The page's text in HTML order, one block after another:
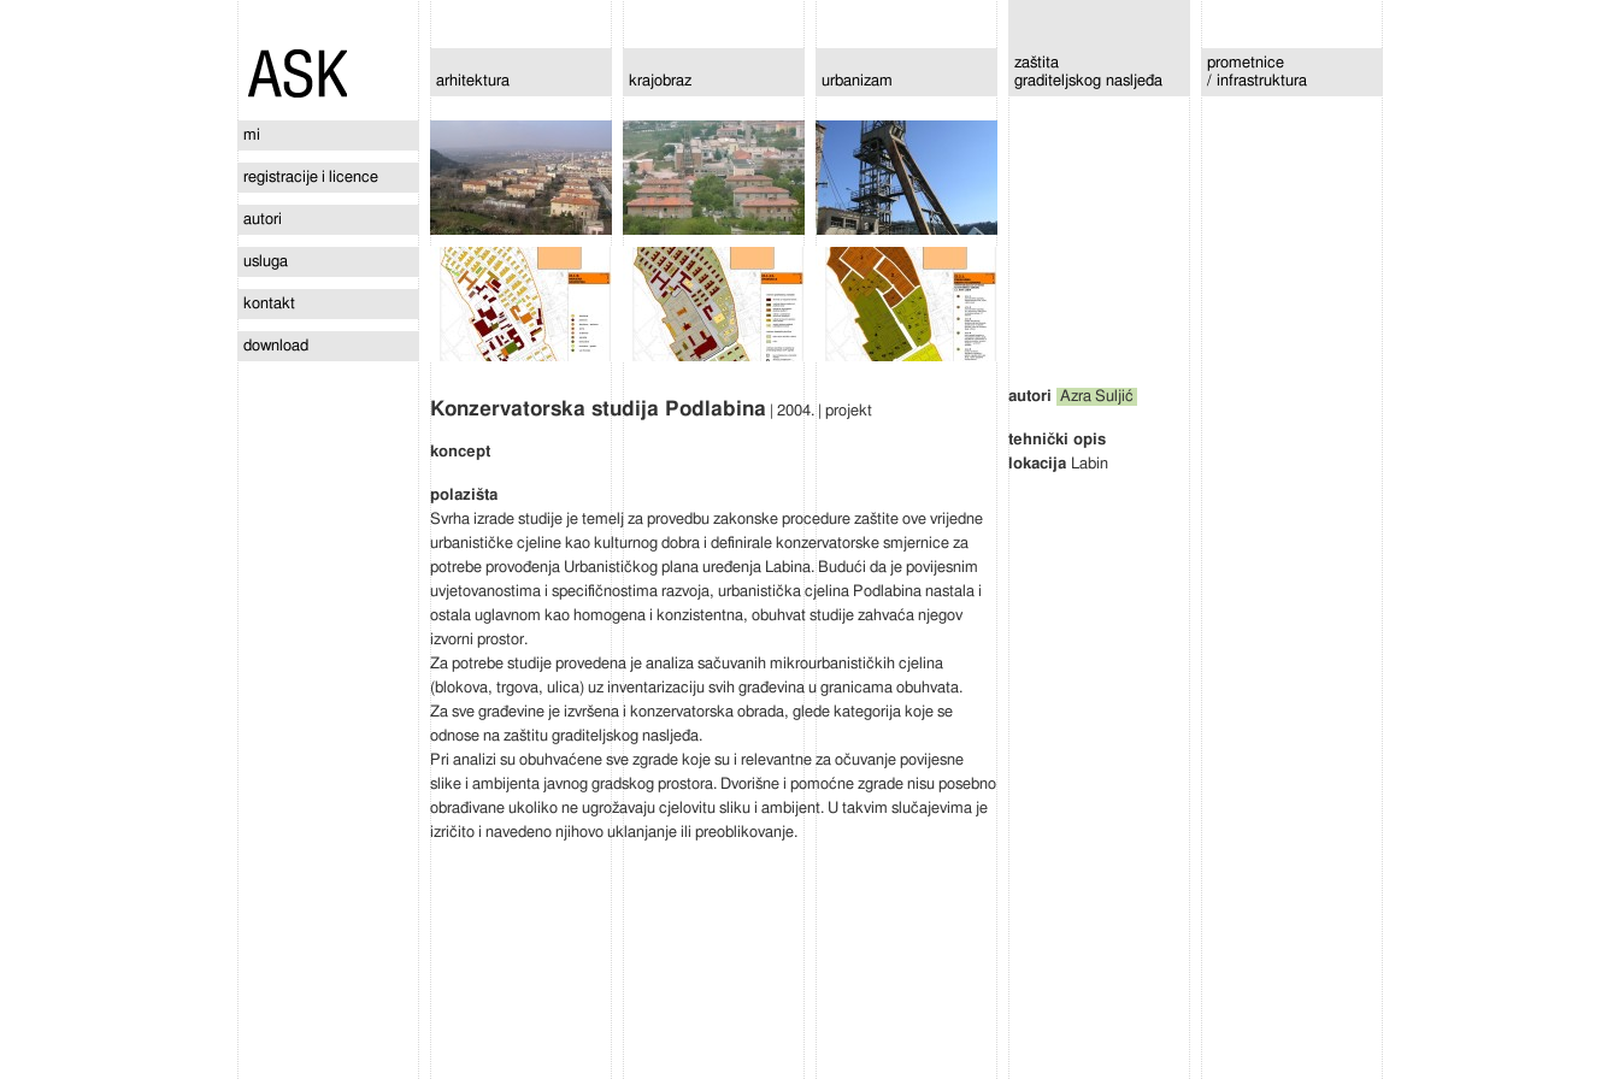
arhitektura krajobraz urbanizam
zaštita
graditeljskog nasljeđa
prometnice
/ infrastruktura
mi
registracije i licence
autori
usluga
kontakt
download
Konzervatorska studija Podlabina | 2004. | projekt
koncept
Svrha izrade studije je temelj za provedbu zakonske procedure zaštite ove vrijedne
urbanističke cjeline kao kulturnog dobra i definirale konzervatorske smjernice za
potrebe provođenja Urbanističkog plana uređenja Labina. Budući da je povijesnim
uvjetovanostima i specifičnostima razvoja, urbanistička cjelina Podlabina nastala i
ostala uglavnom kao homogena i konzistentna, obuhvat studije zahvaća njegov
izvorni prostor.
Za potrebe studije provedena je analiza sačuvanih mikrourbanističkih cjelina
(blokova, trgova, ulica) uz inventarizaciju svih građevina u granicama obuhvata.
Za sve građevine je izvršena i konzervatorska obrada, glede kategorija koje se
odnose na zaštitu graditeljskog nasljeđa.
Pri analizi su obuhvaćene sve zgrade koje su i relevantne za očuvanje povijesne
slike i ambijenta javnog gradskog prostora. Dvorišne i pomoćne zgrade nisu posebno
obrađivane ukoliko ne ugrožavaju cjelovitu sliku i ambijent. U takvim slučajevima je
izričito i navedeno njihovo uklanjanje ili preoblikovanje.
Azra Suljić
Labin